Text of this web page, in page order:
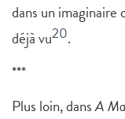
dans un
déjà vu20.
***
Plus loin, dansA